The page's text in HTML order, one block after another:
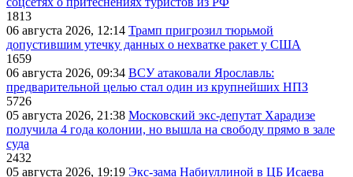
1813
06 августа 2026, 12:14 Трамп пригрозил тюрьмой
допустившим утечку данных о нехватке ракет у США
1659
06 августа 2026, 09:34 ВСУ атаковали Ярославль:
предварительной целью стал один из крупнейших НПЗ
5726
05 августа 2026, 21:38 Московский экс-депутат Харадизе
получила 4 года колонии, но вышла на свободу прямо в зале
суда
2432
05 августа 2026, 19:19 Экс-зама Набиуллиной в ЦБ Исаева